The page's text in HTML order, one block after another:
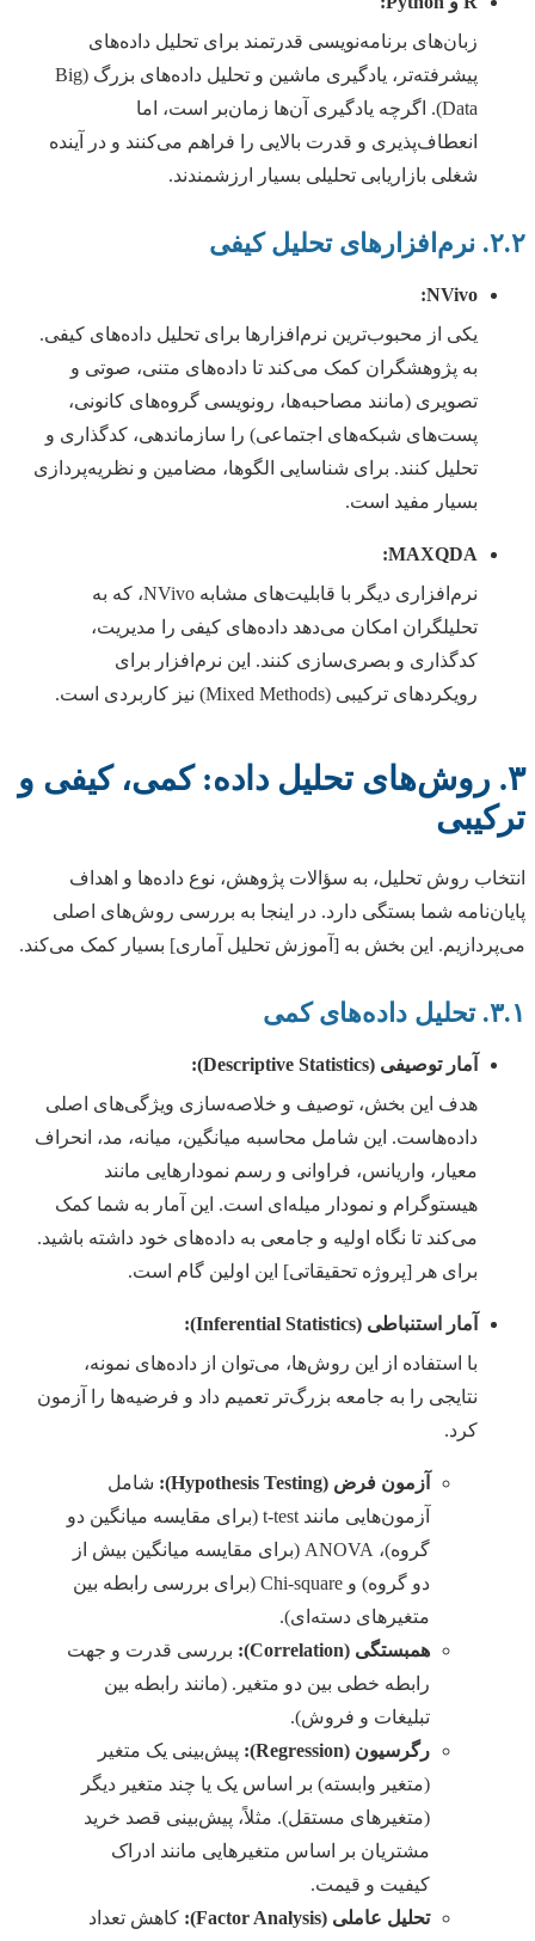
زبان‌های برنامه‌نویسی قدرتمند برای تحلیل داده‌های
پیشرفته‌تر، یادگیری ماشین و تحلیل داده‌های بزرگ (Big
Data). اگرچه یادگیری آن‌ها زمان‌بر است، اما
انعطاف‌پذیری و قدرت بالایی را فراهم می‌کنند و در آینده
شغلی بازاریابی تحلیلی بسیار ارزشمندند.
۲.۲. نرم‌افزارهای تحلیل کیفی
NVivo:
یکی از محبوب‌ترین نرم‌افزارها برای تحلیل داده‌های کیفی.
به پژوهشگران کمک می‌کند تا داده‌های متنی، صوتی و
تصویری (مانند مصاحبه‌ها، رونویسی گروه‌های کانونی،
پست‌های شبکه‌های اجتماعی) را سازماندهی، کدگذاری و
تحلیل کنند. برای شناسایی الگوها، مضامین و نظریه‌پردازی
بسیار مفید است.
MAXQDA:
نرم‌افزاری دیگر با قابلیت‌های مشابه NVivo، که به
تحلیلگران امکان می‌دهد داده‌های کیفی را مدیریت،
کدگذاری و بصری‌سازی کنند. این نرم‌افزار برای
رویکردهای ترکیبی (Mixed Methods) نیز کاربردی است.
۳. روش‌های تحلیل داده: کمی، کیفی و
ترکیبی
انتخاب روش تحلیل، به سؤالات پژوهش، نوع داده‌ها و اهداف
پایان‌نامه شما بستگی دارد. در اینجا به بررسی روش‌های اصلی
می‌پردازیم. این بخش به [آموزش تحلیل آماری] بسیار کمک می‌کند.
۳.۱. تحلیل داده‌های کمی
آمار توصیفی (Descriptive Statistics):
هدف این بخش، توصیف و خلاصه‌سازی ویژگی‌های اصلی
داده‌هاست. این شامل محاسبه میانگین، میانه، مد، انحراف
معیار، واریانس، فراوانی و رسم نمودارهایی مانند
هیستوگرام و نمودار میله‌ای است. این آمار به شما کمک
می‌کند تا نگاه اولیه و جامعی به داده‌های خود داشته باشید.
برای هر [پروژه تحقیقاتی] این اولین گام است.
آمار استنباطی (Inferential Statistics):
با استفاده از این روش‌ها، می‌توان از داده‌های نمونه،
نتایجی را به جامعه بزرگ‌تر تعمیم داد و فرضیه‌ها را آزمون
کرد.
آزمون فرض (Hypothesis Testing):
شامل
آزمون‌هایی مانند t-test (برای مقایسه میانگین دو
گروه)، ANOVA (برای مقایسه میانگین بیش از
دو گروه) و Chi-square (برای بررسی رابطه بین
متغیرهای دسته‌ای).
همبستگی (Correlation):
بررسی قدرت و جهت
رابطه خطی بین دو متغیر. (مانند رابطه بین
تبلیغات و فروش).
رگرسیون (Regression):
پیش‌بینی یک متغیر
(متغیر وابسته) بر اساس یک یا چند متغیر دیگر
(متغیرهای مستقل). مثلاً، پیش‌بینی قصد خرید
مشتریان بر اساس متغیرهایی مانند ادراک
کیفیت و قیمت.
تحلیل عاملی (Factor Analysis):
کاهش تعداد